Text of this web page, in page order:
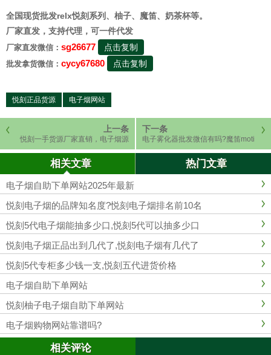
全国现货批发relx悦刻系列、柚子、魔笛、奶茶杯等。
厂家直发，支持代理，可一件代发
厂家直发微信： sg26677 点击复制
批发拿货微信： cycy67680 点击复制
悦刻正品货源 电子烟网站
上一条
悦刻一手货源厂家直销，电子烟源
头厂家渠道
下一条
电子雾化器批发微信有吗?魔笛moti
网上商城介绍
相关文章 热门文章
电子烟自助下单网站2025年最新
悦刻电子烟的品牌知名度?悦刻电子烟排名前10名
悦刻5代电子烟能抽多少口,悦刻5代可以抽多少口
悦刻电子烟正品出到几代了,悦刻电子烟有几代了
悦刻5代专柜多少钱一支,悦刻五代进货价格
电子烟自助下单网站
悦刻柚子电子烟自助下单网站
电子烟购物网站靠谱吗?
相关评论